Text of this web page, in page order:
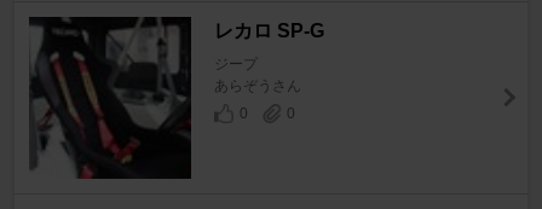
レカロ SP-G
ジープ
あらぞうさん
0
0